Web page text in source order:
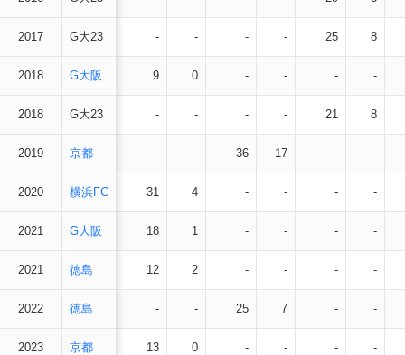
2017 G大23 - - - - 25 8
2018 G大阪 9 0 - - - -
2018 G大23 - - - - 21 8
2019 京都 - - 36 17 - -
2020 横浜FC 31 4 - - - -
2021 G大阪 18 1 - - - -
2021 徳島 12 2 - - - -
2022 徳島 - - 25 7 - -
2023 京都 13 0 - - - -